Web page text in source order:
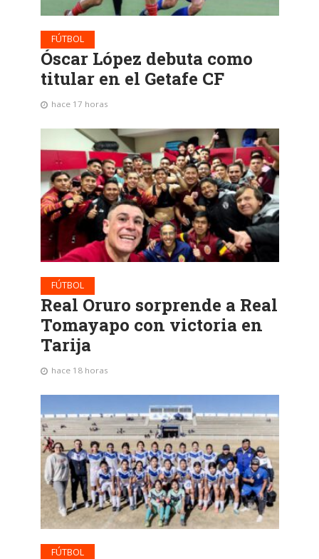
FÚTBOL
Óscar López debuta como
titular en el Getafe CF
hace 17 horas
FÚTBOL
Real Oruro sorprende a Real
Tomayapo con victoria en
Tarija
hace 18 horas
FÚTBOL